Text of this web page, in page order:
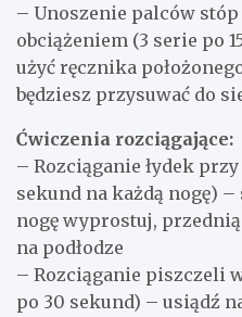
– Unoszenie palców
obciążeniem (3 serie po
użyć ręcznika
będziesz przysuwać do
Ćwiczenia rozciągające:
– Rozciąganie łydek
sekund na każdą nogę)
nogę wyprostuj,
na podłodze
– Rozciąganie piszczeli
po 30 sekund) – usiądź